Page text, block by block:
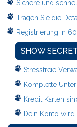
Sichere und
Tragen Sie die
Registrierung in
SHOW
Stressfreie
Komplette
Kredit Karten
Dein Konto wird